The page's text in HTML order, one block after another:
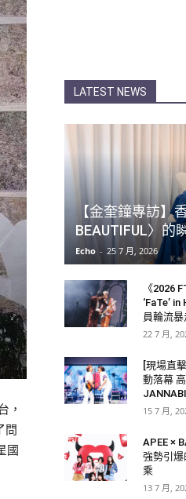
，
問
國
LATEST NEWS
【金奎鐘專訪】
BEAUTIFUL〉的
Echo - 25 7 月, 2026
《2026
‘FaTe’
員輪流
22 7 月,
[現場直
動落幕
15 7 月,
APEE ×
強勢引
乘
13 7 月,